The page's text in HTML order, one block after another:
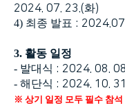
2024. 07. 23.(화)
4) 최종 발표 :
3. 활동 일정
- 발대식 : 2024. 08.
- 해단식 : 2024. 10.
※ 상기 일정 모두 필수 참석